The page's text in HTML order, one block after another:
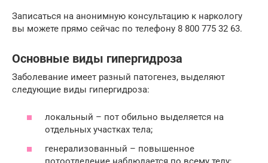
Записаться на анонимную консультацию к наркологу
вы можете прямо сейчас по телефону 8 800 775 32 63.
Основные виды гипергидроза
Заболевание имеет разный патогенез, выделяют
следующие виды гипергидроза:
локальный – пот обильно выделяется на
отдельных участках тела;
генерализованный – повышенное